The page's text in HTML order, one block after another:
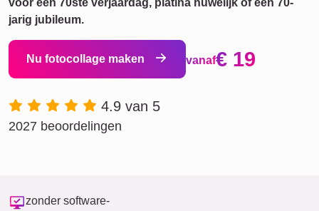
voor een 70ste verjaardag, platina huwelijk of een 70-
jarig jubileum.
Nu fotocollage maken vanaf€ 19
4.9 van 5
2027 beoordelingen
zonder software-